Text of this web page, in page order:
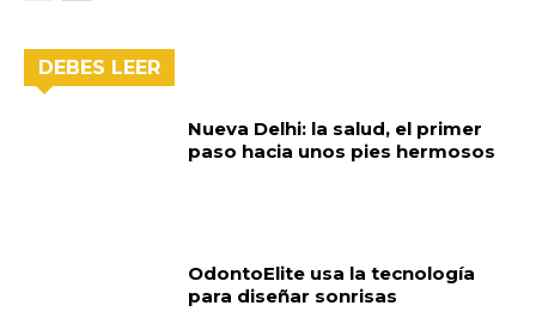
DEBES LEER
Nueva Delhi: la salud, el primer
paso hacia unos pies hermosos
OdontoElite usa la tecnología
para diseñar sonrisas